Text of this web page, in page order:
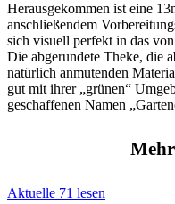
Herausgekommen ist eine
anschließendem
sich visuell perfekt in das
Die abgerundete Theke, die
natürlich anmutenden
gut mit ihrer „grünen“
geschaffenen Namen
Aktuelle 71 lesen